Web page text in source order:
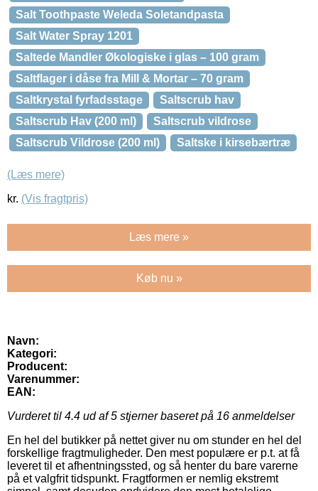
Salt Toothpaste Weleda Soletandpasta
Salt Water Spray 1201
Saltede Mandler Økologiske i glas – 100 gram
Saltflager i dåse fra Mill & Mortar – 70 gram
Saltkrystal fyrfadsstage
Saltscrub hav
Saltscrub Hav (200 ml)
Saltscrub vildrose
Saltscrub Vildrose (200 ml)
Saltske i kirsebærtræ
(Læs mere)
kr. (Vis fragtpris)
Læs mere »
Køb nu »
Navn:
Kategori:
Producent:
Varenummer:
EAN:
Vurderet til 4.4 ud af 5 stjerner baseret på 16 anmeldelser
En hel del butikker på nettet giver nu om stunder en hel del
forskellige fragtmuligheder. Den mest populære er p.t. at få
leveret til et afhentningssted, og så henter du bare varerne
på et valgfrit tidspunkt. Fragtformen er nemlig ekstremt